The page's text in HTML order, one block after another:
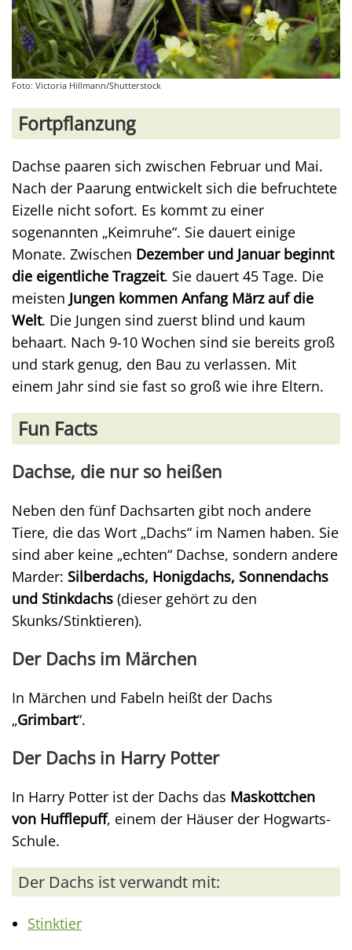
Foto: Victoria Hillmann/Shutterstock
Fortpflanzung
Dachse paaren sich zwischen Februar und Mai.
Nach der Paarung entwickelt sich die befruchtete
Eizelle nicht sofort. Es kommt zu einer
sogenannten „Keimruhe“. Sie dauert einige
Monate. Zwischen Dezember und Januar beginnt
die eigentliche Tragzeit. Sie dauert 45 Tage. Die
meisten Jungen kommen Anfang März auf die
Welt. Die Jungen sind zuerst blind und kaum
behaart. Nach 9-10 Wochen sind sie bereits groß
und stark genug, den Bau zu verlassen. Mit
einem Jahr sind sie fast so groß wie ihre Eltern.
Fun Facts
Dachse, die nur so heißen
Neben den fünf Dachsarten gibt noch andere
Tiere, die das Wort „Dachs“ im Namen haben. Sie
sind aber keine „echten“ Dachse, sondern andere
Marder: Silberdachs, Honigdachs, Sonnendachs
und Stinkdachs (dieser gehört zu den
Skunks/Stinktieren).
Der Dachs im Märchen
In Märchen und Fabeln heißt der Dachs
„Grimbart“.
Der Dachs in Harry Potter
In Harry Potter ist der Dachs das Maskottchen
von Hufflepuff, einem der Häuser der Hogwarts-
Schule.
Der Dachs ist verwandt mit:
Stinktier